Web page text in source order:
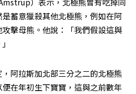
蓄意獵殺其他北極熊，例如在阿
擊母熊。他說：「我們假設這與
阿拉斯加北部三分之二的北極熊
在年初生下寶寶，這與之前數年